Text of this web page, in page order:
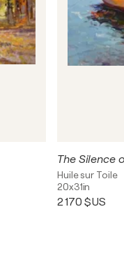
The Silence
Huile sur Toile
20x31in
2 170 $US